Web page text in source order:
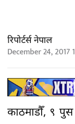
रिपोर्टर्स नेपाल
December 24, 2017
काठमाडौँ, ९ पुस